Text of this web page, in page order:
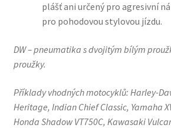
plášť ani určený pro agresivní
pro pohodovou stylovou jízdu.
DW – pneumatika s dvojitým bílým
proužky.
Příklady vhodných motocyklů: Harley-
Heritage, Indian Chief Classic, Yamaha
Honda Shadow VT750C, Kawasaki